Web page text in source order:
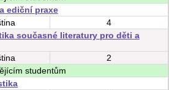
ediční praxe
4
současné literatury pro děti a
2
studentům